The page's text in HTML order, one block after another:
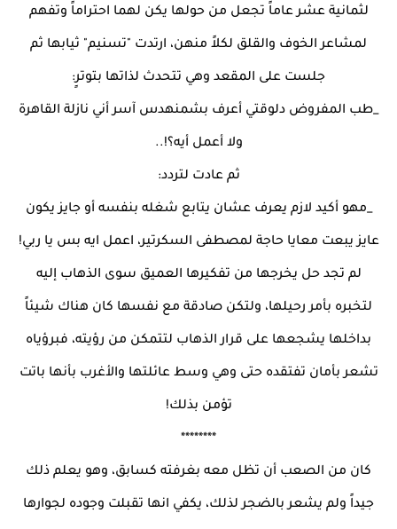
لثمانية عشر عاماً تجعل من حولها يكن لهما احتراماً وتفهم
لمشاعر الخوف والقلق لكلاً منهن، ارتدت "تسنيم" ثيابها ثم
جلست على المقعد وهي تتحدث لذاتها بتوترٍ:
_طب المفروض دلوقتي أعرف بشمنهدس آسر أني نازلة القاهرة
ولا أعمل أيه؟!..
ثم عادت لتردد:
_مهو أكيد لازم يعرف عشان يتابع شغله بنفسه أو جايز يكون
عايز يبعت معايا حاجة لمصطفى السكرتير، اعمل ايه بس يا ربي!
لم تجد حل يخرجها من تفكيرها العميق سوى الذهاب إليه
لتخبره بأمر رحيلها، ولتكن صادقة مع نفسها كان هناك شيئاً
بداخلها يشجعها على قرار الذهاب لتتمكن من رؤيته، فبرؤياه
تشعر بأمان تفتقده حتى وهي وسط عائلتها والأغرب بأنها باتت
تؤمن بذلك!
********
كان من الصعب أن تظل معه بغرفته كسابق، وهو يعلم ذلك
جيداً ولم يشعر بالضجر لذلك، يكفي انها تقبلت وجوده لجوارها